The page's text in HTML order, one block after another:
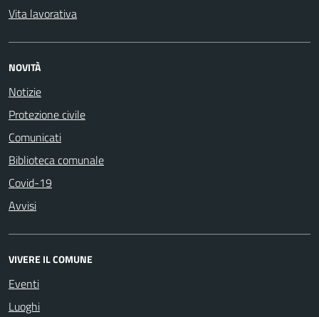
Vita lavorativa
NOVITÀ
Notizie
Protezione civile
Comunicati
Biblioteca comunale
Covid-19
Avvisi
VIVERE IL COMUNE
Eventi
Luoghi